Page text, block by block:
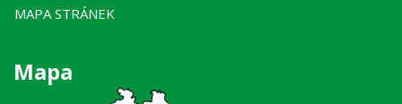
MAPA STRÁNEK
Mapa